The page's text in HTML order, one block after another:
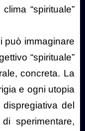
“spirituale”
può immaginare
“spirituale”
concreta. La
e ogni utopia
dispregiativa del
sperimentare,